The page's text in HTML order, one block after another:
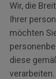
Wir, die
Ihrer
möchten
diese